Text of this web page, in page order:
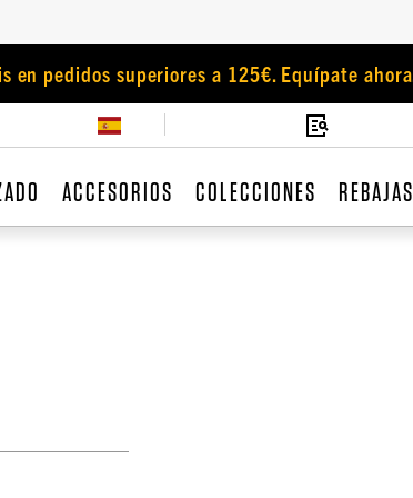
en pedidos superiores a 125€. Equípate
ACCESORIOS COLECCIONES